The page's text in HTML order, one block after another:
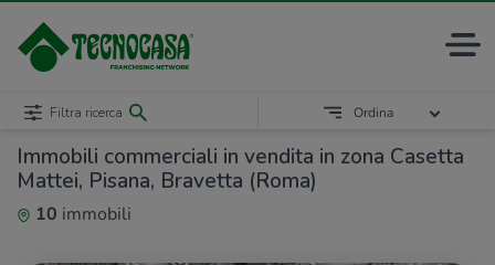
Immobili commerciali in vendita in zona Casetta
Mattei, Pisana, Bravetta (Roma)
10 immobili
Filtra ricerca Ordina